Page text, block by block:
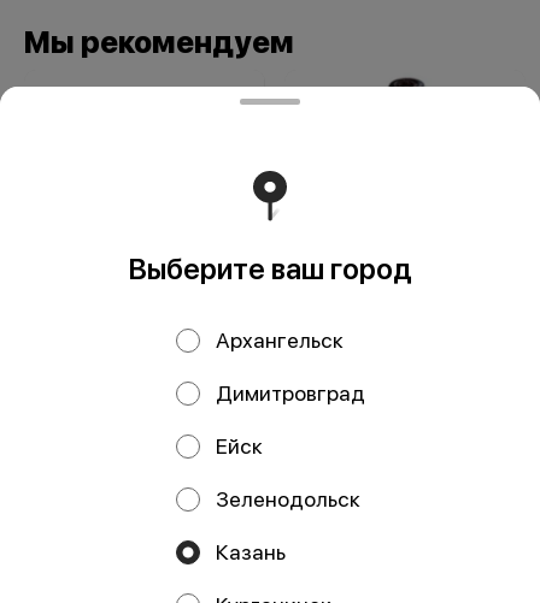
Мы рекомендуем
слабосоленый PRB
Соус Ворчестер
140гр
ИП Давлетшина Гульназ Рашитовна
ОГРНИП: 322169000110719 Расчетный счет:
Выберите ваш город
Архангельск
Димитровград
Ейск
Зеленодольск
Казань